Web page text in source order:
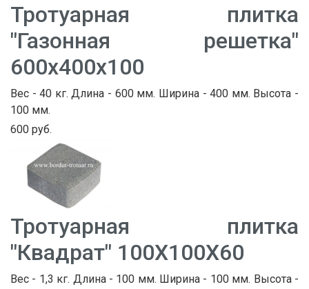
Тротуарная плитка
"Газонная решетка"
600х400х100
Вес - 40 кг. Длина - 600 мм. Ширина - 400 мм. Высота -
100 мм.
600 руб.
Тротуарная плитка
"Квадрат" 100Х100Х60
Вес - 1,3 кг. Длина - 100 мм. Ширина - 100 мм. Высота -